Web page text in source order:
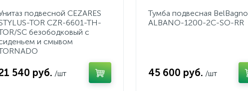
подвесной CEZARES
TOR CZR-6601-TH-
SC безободковый с
и смывом
540 руб. /шт
Тумба подвесная BelBagno
ALBANO-1200-2C-SO-RR
45 600 руб. /шт